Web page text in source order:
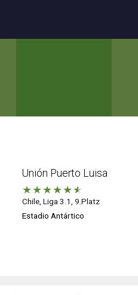
Unión Puerto Luisa
★★★★★★
Chile, Liga 3.1, 9.Platz
Estadio Antártico